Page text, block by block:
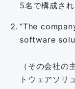
5名で構成され
“The
software
（その会社の
トウェアソリ